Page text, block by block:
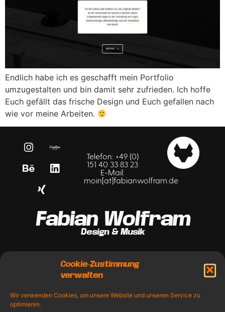
Cookie-Zustimmung
verwalten
Wir verwenden Cookies, um unsere Website und unseren Service zu
optimieren.
Endlich habe ich es geschafft mein Portfolio
umzugestalten und bin damit sehr zufrieden. Ich hoffe
Euch gefällt das frische Design und Euch gefallen nach
wie vor meine Arbeiten.
Telefon: +49 (0)
151 40 33 83 23
E-Mail:
moin[at]fabianwolfram.de
Fabian Wolfram
Design & Musik
Starke Designs. Klare Wirkung.
KontaktImpressumCookie-
KI-
Datenschutz